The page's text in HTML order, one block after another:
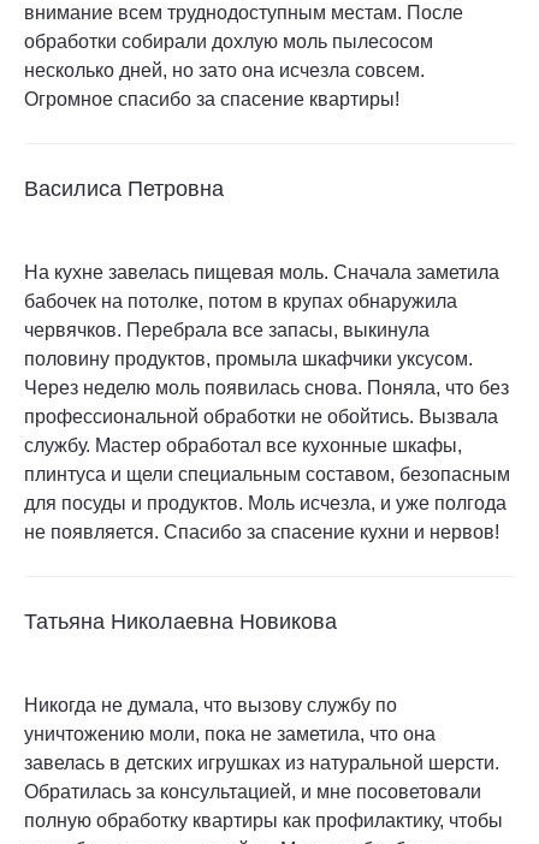
внимание всем труднодоступным местам. После
обработки собирали дохлую моль пылесосом
несколько дней, но зато она исчезла совсем.
Огромное спасибо за спасение квартиры!
Василиса Петровна
На кухне завелась пищевая моль. Сначала заметила
бабочек на потолке, потом в крупах обнаружила
червячков. Перебрала все запасы, выкинула
половину продуктов, промыла шкафчики уксусом.
Через неделю моль появилась снова. Поняла, что без
профессиональной обработки не обойтись. Вызвала
службу. Мастер обработал все кухонные шкафы,
плинтуса и щели специальным составом, безопасным
для посуды и продуктов. Моль исчезла, и уже полгода
не появляется. Спасибо за спасение кухни и нервов!
Татьяна Николаевна Новикова
Никогда не думала, что вызову службу по
уничтожению моли, пока не заметила, что она
завелась в детских игрушках из натуральной шерсти.
Обратилась за консультацией, и мне посоветовали
полную обработку квартиры как профилактику, чтобы